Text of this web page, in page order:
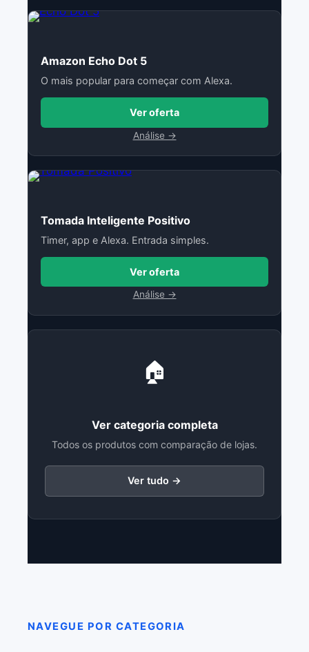
Amazon Echo Dot 5
O mais popular para começar com Alexa.
Ver oferta
Análise →
Tomada Inteligente Positivo
Timer, app e Alexa. Entrada simples.
Ver oferta
Análise →
🏠
Ver categoria completa
Todos os produtos com comparação de lojas.
Ver tudo →
NAVEGUE POR CATEGORIA